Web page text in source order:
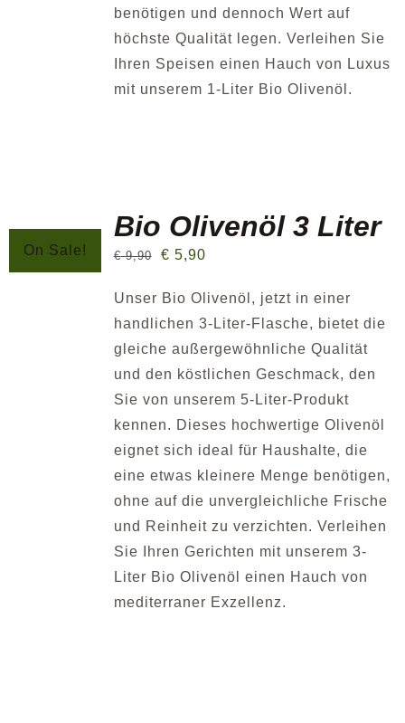
benötigen und dennoch Wert auf
höchste Qualität legen. Verleihen Sie
Ihren Speisen einen Hauch von Luxus
mit unserem 1-Liter Bio Olivenöl.
On Sale!
Bio Olivenöl 3 Liter
€9,90 € 5,90
Unser Bio Olivenöl, jetzt in einer
handlichen 3-Liter-Flasche, bietet die
gleiche außergewöhnliche Qualität
und den köstlichen Geschmack, den
Sie von unserem 5-Liter-Produkt
kennen. Dieses hochwertige Olivenöl
eignet sich ideal für Haushalte, die
eine etwas kleinere Menge benötigen,
ohne auf die unvergleichliche Frische
und Reinheit zu verzichten. Verleihen
Sie Ihren Gerichten mit unserem 3-
Liter Bio Olivenöl einen Hauch von
mediterraner Exzellenz.